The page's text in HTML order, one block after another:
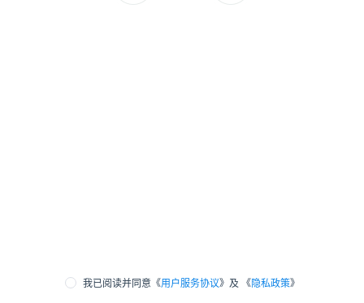
我已阅读并同意《用户服务协议》及 《隐私政策》